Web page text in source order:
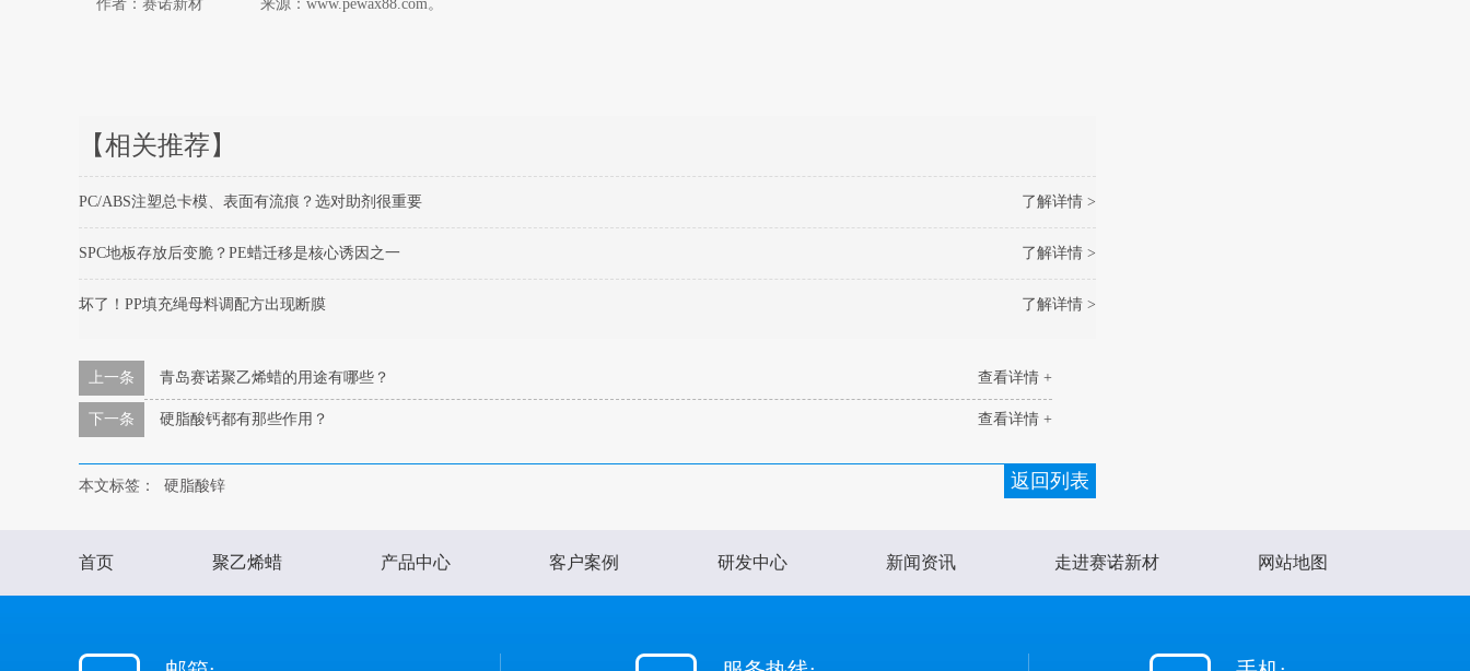
作者：赛诺新材 来源：www.pewax88.com。
【相关推荐】
了解详情 >
PC/ABS注塑总卡模、表面有流痕？选对助剂很重要
了解详情 >
SPC地板存放后变脆？PE蜡迁移是核心诱因之一
了解详情 >
坏了！PP填充绳母料调配方出现断膜
查看详情 +
上一条 青岛赛诺聚乙烯蜡的用途有哪些？
查看详情 +
下一条 硬脂酸钙都有那些作用？
返回列表
本文标签： 硬脂酸锌
首页 聚乙烯蜡 产品中心 客户案例 研发中心 新闻资讯 走进赛诺新材 网站地图